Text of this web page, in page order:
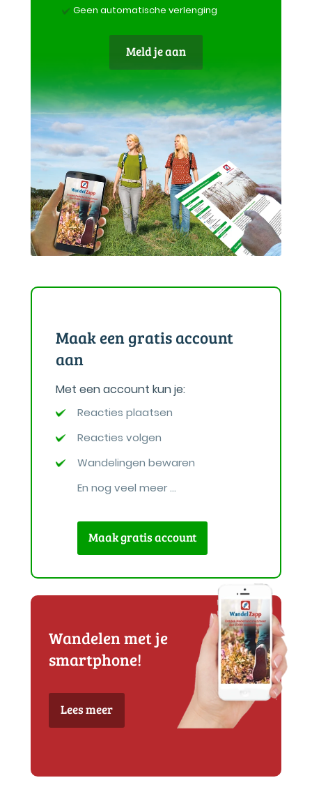
Geen automatische verlenging
Meld je aan
Maak een gratis account
aan
Met een account kun je:
Reacties plaatsen
Reacties volgen
Wandelingen bewaren
En nog veel meer ...
Maak gratis account
Wandelen met je
smartphone!
Lees meer